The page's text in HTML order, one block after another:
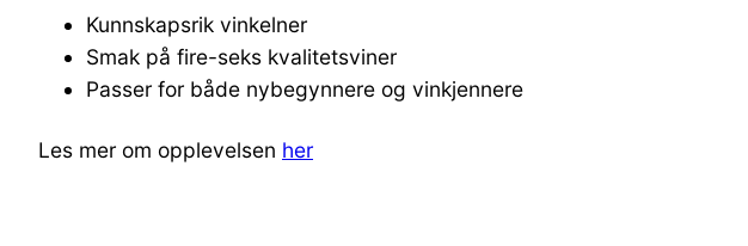
Kunnskapsrik vinkelner
Smak på fire-seks kvalitetsviner
Passer for både nybegynnere og vinkjennere
Les mer om opplevelsen her